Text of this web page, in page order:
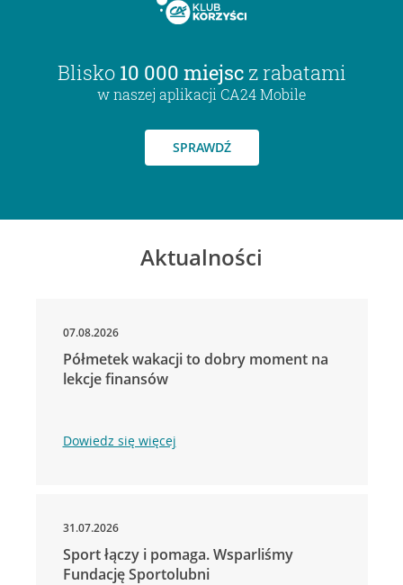
Blisko 10 000 miejsc z rabatami
w naszej aplikacji CA24 Mobile
SPRAWDŹ
Aktualności
07.08.2026
Półmetek wakacji to dobry moment na
lekcje finansów
Dowiedz się więcej
31.07.2026
Sport łączy i pomaga. Wsparliśmy
Fundację Sportolubni